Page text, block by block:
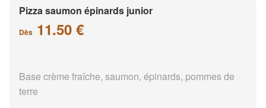
Pizza saumon épinards junior
Dès 11.50 €
Base crème fraîche, saumon, épinards, pommes de
terre